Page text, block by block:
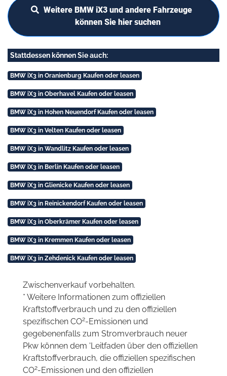
Weitere BMW iX3 und andere Fahrzeuge
können Sie hier suchen
Stattdessen können Sie auch:
BMW iX3 in Oranienburg Kaufen oder leasen
BMW iX3 in Oberhavel Kaufen oder leasen
BMW iX3 in Hohen Neuendorf Kaufen oder leasen
BMW iX3 in Velten Kaufen oder leasen
BMW iX3 in Wandlitz Kaufen oder leasen
BMW iX3 in Berlin Kaufen oder leasen
BMW iX3 in Glienicke Kaufen oder leasen
BMW iX3 in Reinickendorf Kaufen oder leasen
BMW iX3 in Oberkrämer Kaufen oder leasen
BMW iX3 in Kremmen Kaufen oder leasen
BMW iX3 in Zehdenick Kaufen oder leasen
Zwischenverkauf vorbehalten.
* Weitere Informationen zum offiziellen
Kraftstoffverbrauch und zu den offiziellen
spezifischen CO2-Emissionen und
gegebenenfalls zum Stromverbrauch neuer
Pkw können dem 'Leitfaden über den offiziellen
Kraftstoffverbrauch, die offiziellen spezifischen
CO2-Emissionen und den offiziellen